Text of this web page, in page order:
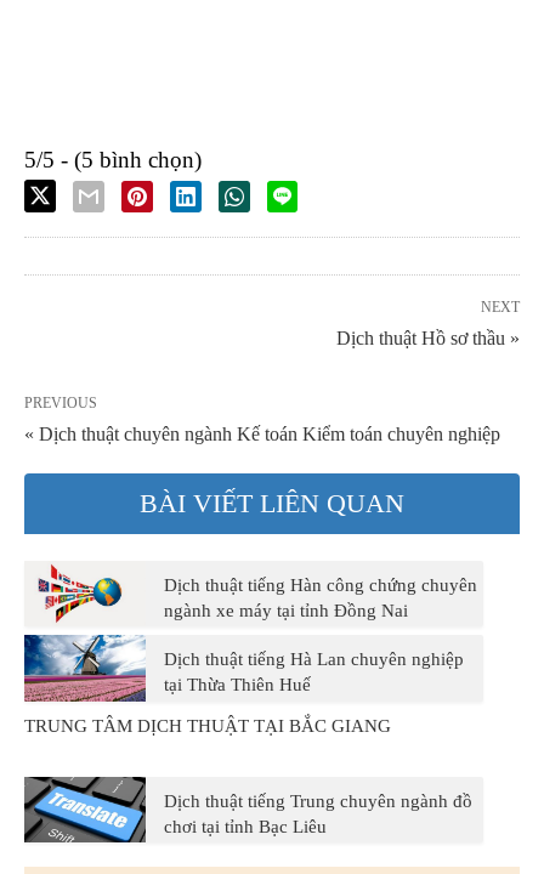
5/5 - (5 bình chọn)
NEXT
Dịch thuật Hồ sơ thầu »
PREVIOUS
« Dịch thuật chuyên ngành Kế toán Kiểm toán chuyên nghiệp
BÀI VIẾT LIÊN QUAN
Dịch thuật tiếng Hàn công chứng chuyên
ngành xe máy tại tỉnh Đồng Nai
Dịch thuật tiếng Hà Lan chuyên nghiệp
tại Thừa Thiên Huế
TRUNG TÂM DỊCH THUẬT TẠI BẮC GIANG
Dịch thuật tiếng Trung chuyên ngành đồ
chơi tại tỉnh Bạc Liêu